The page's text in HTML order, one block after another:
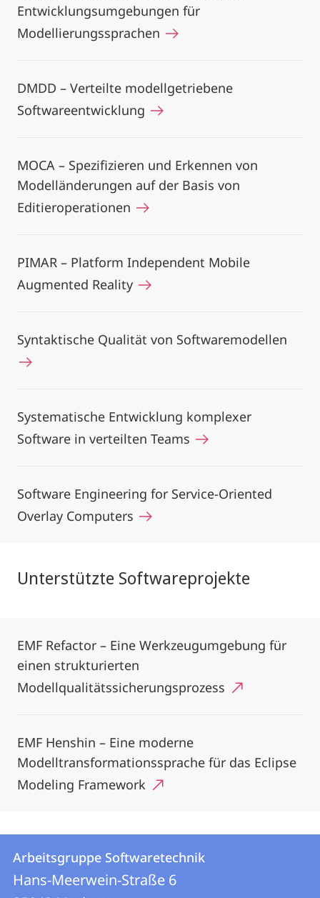
Entwicklungsumgebungen für
Modellierungssprachen
DMDD – Verteilte modellgetriebene
Softwareentwicklung
MOCA – Spezifizieren und Erkennen von
Modelländerungen auf der Basis von
Editieroperationen
PIMAR – Platform Independent Mobile
Augmented Reality
Syntaktische Qualität von Softwaremodellen
Systematische Entwicklung komplexer
Software in verteilten Teams
Software Engineering for Service-Oriented
Overlay Computers
Unterstützte Softwareprojekte
EMF Refactor – Eine Werkzeugumgebung für
einen strukturierten
Modellqualitätssicherungsprozess
EMF Henshin – Eine moderne
Modelltransformationssprache für das Eclipse
Modeling Framework
Kontakt
und
Kontaktinformationen
Arbeitsgruppe
Arbeitsgruppe Softwaretechnik
Hans-Meerwein-Straße 6